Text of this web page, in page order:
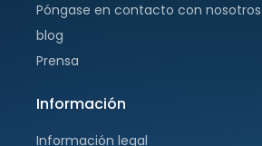
Póngase en contacto con nosotros
blog
Prensa
Información
Información legal